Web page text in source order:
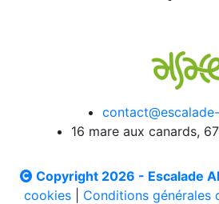
16 mare aux canards,
Copyright 2026 - Escalade
cookies| Conditions générales